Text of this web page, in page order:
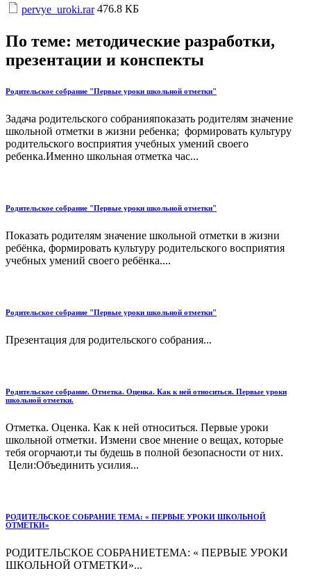
pervye_uroki.rar 476.8 КБ
По теме: методические разработки,
презентации и конспекты
Родительское собрание "Первые уроки школьной отметки"
Задача родительского собранияпоказать родителям значение
школьной отметки в жизни ребенка; формировать культуру
родительского восприятия учебных умений своего
ребенка.Именно школьная отметка час...
Родительское собрание "Первые уроки школьной отметки"
Показать родителям значение школьной отметки в жизни
ребёнка, формировать культуру родительского восприятия
учебных умений своего ребёнка....
Родительское собрание "Первые уроки школьной отметки"
Презентация для родительского собрания...
Родительское собрание. Отметка. Оценка. Как к ней относиться. Первые уроки
школьной отметки.
Отметка. Оценка. Как к ней относиться. Первые уроки
школьной отметки. Измени свое мнение о вещах, которые
тебя огорчают,и ты будешь в полной безопасности от них.
Цели:Объединить усилия...
РОДИТЕЛЬСКОЕ СОБРАНИЕ ТЕМА: « ПЕРВЫЕ УРОКИ ШКОЛЬНОЙ
ОТМЕТКИ»
РОДИТЕЛЬСКОЕ СОБРАНИЕТЕМА: « ПЕРВЫЕ УРОКИ
ШКОЛЬНОЙ ОТМЕТКИ»...